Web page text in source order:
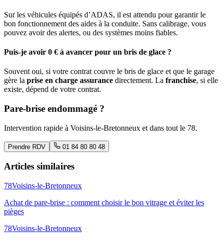
Sur les véhicules équipés d’ADAS, il est attendu pour garantir le
bon fonctionnement des aides à la conduite. Sans calibrage, vous
pouvez avoir des alertes, ou des systèmes moins fiables.
Puis-je avoir 0 € à avancer pour un bris de glace ?
Souvent oui, si votre contrat couvre le bris de glace et que le garage
gère la prise en charge assurance directement. La franchise, si elle
existe, dépend de votre contrat.
Pare-brise endommagé ?
Intervention rapide à Voisins-le-Bretonneux et dans tout le 78.
Prendre RDV 01 84 80 80 48
Articles similaires
78Voisins-le-Bretonneux
Achat de pare-brise : comment choisir le bon vitrage et éviter les
pièges
78Voisins-le-Bretonneux